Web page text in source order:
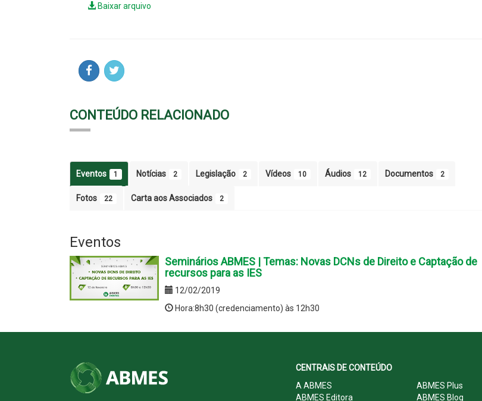
Baixar arquivo
CONTEÚDO RELACIONADO
Eventos 1 Notícias 2 Legislação 2 Vídeos 10 Áudios 12 Documentos 2
Fotos 22 Carta aos Associados 2
Eventos
Seminários ABMES | Temas: Novas DCNs de Direito e Captação de
recursos para as IES
12/02/2019
Hora:8h30 (credenciamento) às 12h30
CENTRAIS DE CONTEÚDO
A ABMES
ABMES Plus
ABMES Editora
ABMES Blog